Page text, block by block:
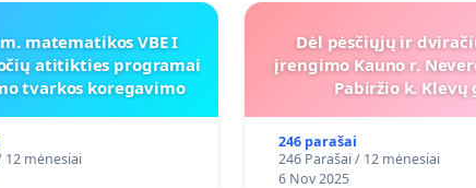
matematikos VBE I
atitikties programai
tvarkos koregavimo
12 mėnesiai
Dėl pėsčiųjų ir
įrengimo Kauno r.
Pabiržio k. Klevų
246 parašai
246 Parašai / 12 mėnesiai
6 Nov 2025